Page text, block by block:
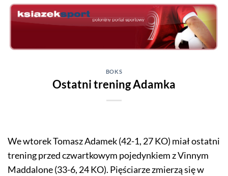
Skip
BOKS
Ostatni trening Adamka
We wtorek Tomasz Adamek (42-1, 27 KO) miał ostatni
trening przed czwartkowym pojedynkiem z Vinnym
Maddalone (33-6, 24 KO). Pięściarze zmierzą się w